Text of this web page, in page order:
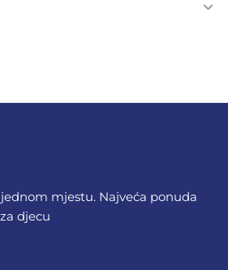
mjestu. Najveća ponuda
djecu